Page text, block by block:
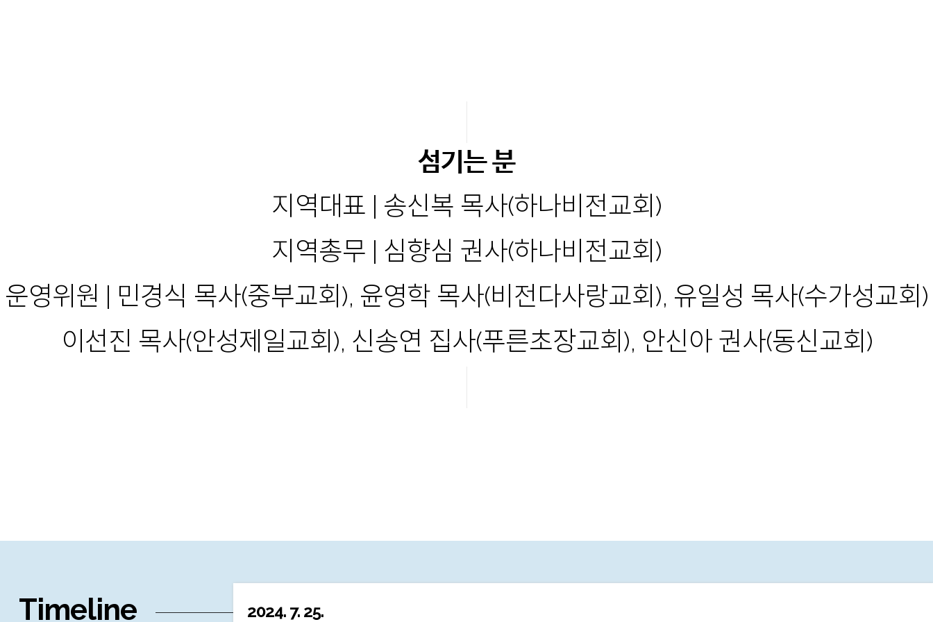
섬기는 분
지역대표 | 송신복 목사(하나비전교회)
지역총무 | 심향심 권사(하나비전교회)
운영위원 | 민경식 목사(중부교회), 윤영학 목사(비전다사랑교회), 유일성 목사(수가성교회)
이선진 목사(안성제일교회), 신송연 집사(푸른초장교회), 안신아 권사(동신교회)
Timeline
2024. 7. 25.